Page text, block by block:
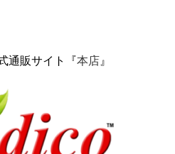
通販サイト『本店』